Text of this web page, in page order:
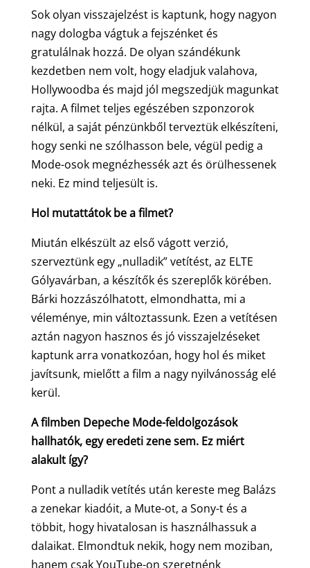
Sok olyan visszajelzést is kaptunk, hogy nagyon
nagy dologba vágtuk a fejszénket és
gratulálnak hozzá. De olyan szándékunk
kezdetben nem volt, hogy eladjuk valahova,
Hollywoodba és majd jól megszedjük magunkat
rajta. A filmet teljes egészében szponzorok
nélkül, a saját pénzünkből terveztük elkészíteni,
hogy senki ne szólhasson bele, végül pedig a
Mode-osok megnézhessék azt és örülhessenek
neki. Ez mind teljesült is.
Hol mutattátok be a filmet?
Miután elkészült az első vágott verzió,
szerveztünk egy „nulladik” vetítést, az ELTE
Gólyavárban, a készítők és szereplők körében.
Bárki hozzászólhatott, elmondhatta, mi a
véleménye, min változtassunk. Ezen a vetítésen
aztán nagyon hasznos és jó visszajelzéseket
kaptunk arra vonatkozóan, hogy hol és miket
javítsunk, mielőtt a film a nagy nyilvánosság elé
kerül.
A filmben Depeche Mode-feldolgozások
hallhatók, egy eredeti zene sem. Ez miért
alakult így?
Pont a nulladik vetítés után kereste meg Balázs
a zenekar kiadóit, a Mute-ot, a Sony-t és a
többit, hogy hivatalosan is használhassuk a
dalaikat. Elmondtuk nekik, hogy nem moziban,
hanem csak YouTube-on szeretnénk